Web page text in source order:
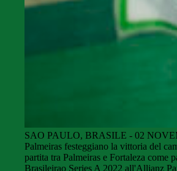
SAO PAULO, BRASILE - 02
Palmeiras festeggiano la vittoria del
partita tra Palmeiras e Fortaleza come
Brasileirao Series A 2022 all'Allianz